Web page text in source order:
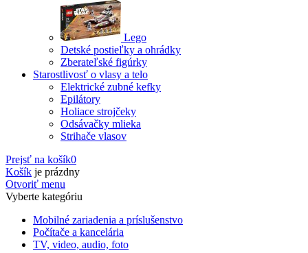
Lego
Detské postieľky a ohrádky
Zberateľské figúrky
Starostlivosť o vlasy a telo
Elektrické zubné kefky
Epilátory
Holiace strojčeky
Odsávačky mlieka
Strihače vlasov
Prejsť na košík0
Košík je prázdny
Otvoriť menu
Vyberte kategóriu
Mobilné zariadenia a príslušenstvo
Počítače a kancelária
TV, video, audio, foto